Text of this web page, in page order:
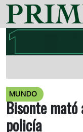
MUNDO
Bisonte mató
policía